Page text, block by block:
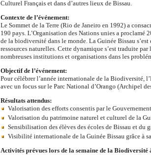
Culturel Français et dans d’autres lieux de Bissau.
Contexte de l’événement:
Le Sommet de la Terre (Rio de Janeiro en 1992) a
190 pays. L’Organisation des Nations unies a
de la biodiversité dans le monde. La Guinée Bissau
ressources naturelles. Cette dynamique s’est traduite
nombreuses institutions et organisations dans les
Objectif de l’événement:
Pour célébrer l’année internationale de la Biodiversité,
avec un focus sur le Parc National d’Orango (Archipel
Résultats attendus:
Valorisation des efforts consentis par le
Valorisation du patrimoine naturel et culturel de la
Sensibilisation des élèves des écoles de Bissau et du
Visibilité internationale de la Guinée Bissau grâce à
Activités prévues lors de la semaine de la Biodiversité